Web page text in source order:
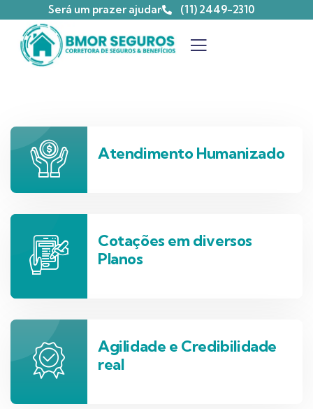
Será um prazer ajudar (11) 2449-2310
Atendimento Humanizado
Cotações em diversos
Planos
Agilidade e Credibilidade
real